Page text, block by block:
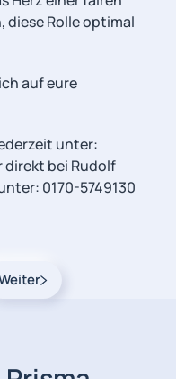
diese Rolle optimal
auf eure
unter:
direkt bei Rudolf
0170-5749130